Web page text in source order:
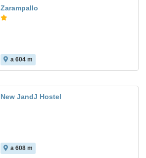
Zarampallo
a 604 m
New JandJ Hostel
a 608 m